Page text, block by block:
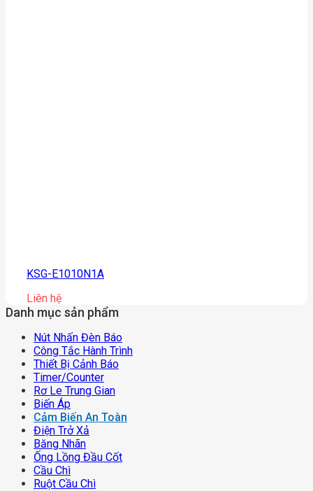
KSG-E1010N1A
Liên hệ
Danh mục sản phẩm
Nút Nhấn Đèn Báo
Công Tắc Hành Trình
Thiết Bị Cảnh Báo
Timer/counter
Rơ Le Trung Gian
Biến Áp
Cảm Biến An Toàn
Điện Trở Xả
Băng Nhãn
Ống Lồng Đầu Cốt
Cầu Chì
Ruột Cầu Chì